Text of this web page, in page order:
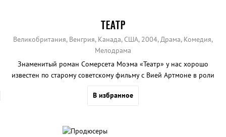
ТЕАТР
Великобритания, Венгрия, Канада, США, 2004, Драма, Комедия,
Мелодрама
Знаменитый роман Сомерсета Моэма «Театр» у нас хорошо
известен по старому советскому фильму с Вией Артмоне в роли
В избранное